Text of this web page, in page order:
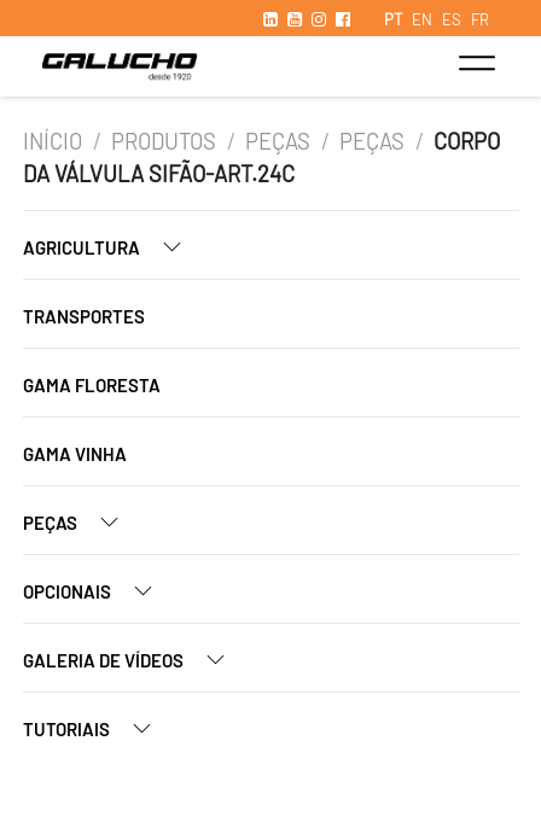
PT EN ES FR
INÍCIO / PRODUTOS / PEÇAS / PEÇAS / CORPO
DA VÁLVULA SIFÃO-ART.24C
AGRICULTURA
TRANSPORTES
GAMA FLORESTA
GAMA VINHA
PEÇAS
OPCIONAIS
GALERIA DE VÍDEOS
TUTORIAIS